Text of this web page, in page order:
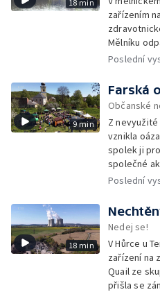
18 min
zařízením
Mělníku
Poslední
9 min
Farská
Občanské
Z
vznikla
spolek ji
společné
přesahují
Poslední
18 min
Nedej se!
V Hůrce u
zařízení na
Quail ze
přišla se